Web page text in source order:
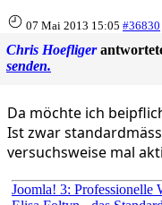
07 Mai 2013 15:05 #36830
Chris Hoefliger
senden.
Da möchte ich
Ist zwar
versuchsweise mal
Joomla! 3: Professionelle